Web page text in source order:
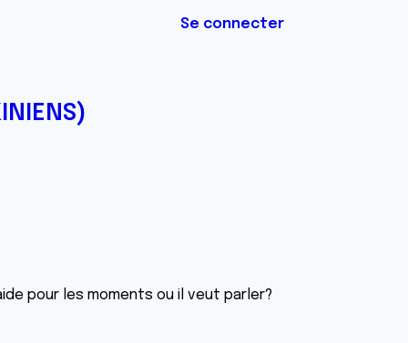
Se connecter
pour les moments ou il veut parler?